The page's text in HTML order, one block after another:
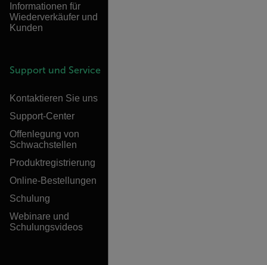
Informationen für
Wiederverkäufer und
Kunden
Support und Service
Kontaktieren Sie uns
Support-Center
Offenlegung von
Schwachstellen
Produktregistrierung
Online-Bestellungen
Schulung
Webinare und
Schulungsvideos